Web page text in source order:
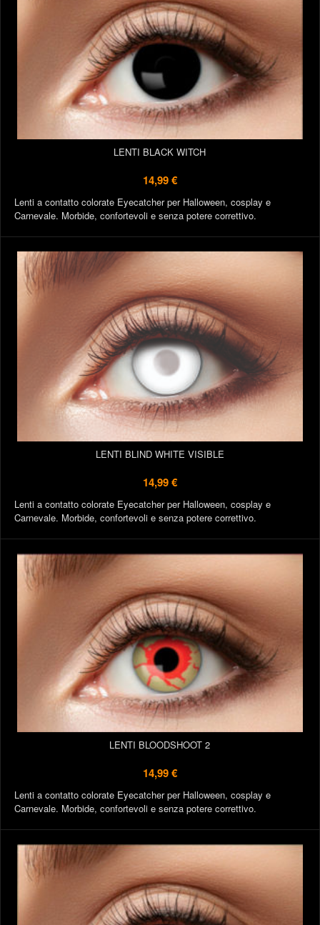
LENTI BLACK WITCH
14,99 €
Lenti a contatto colorate Eyecatcher per Halloween, cosplay e
Carnevale. Morbide, confortevoli e senza potere correttivo.
LENTI BLIND WHITE VISIBLE
14,99 €
Lenti a contatto colorate Eyecatcher per Halloween, cosplay e
Carnevale. Morbide, confortevoli e senza potere correttivo.
LENTI BLOODSHOOT 2
14,99 €
Lenti a contatto colorate Eyecatcher per Halloween, cosplay e
Carnevale. Morbide, confortevoli e senza potere correttivo.